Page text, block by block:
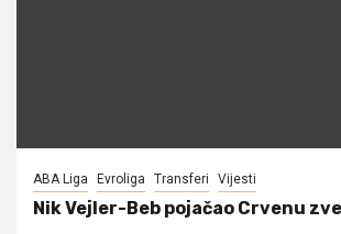
ABA Liga Evroliga Transferi Vijesti
Nik Vejler-Beb pojačao Crvenu